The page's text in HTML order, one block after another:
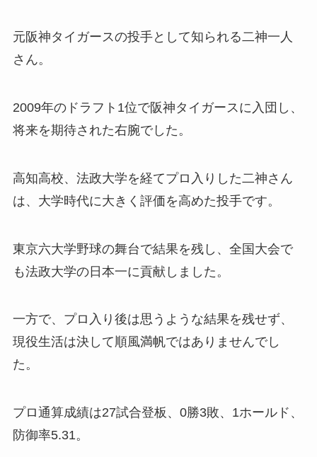
元阪神タイガースの投手として知られる二神一人
さん。
2009年のドラフト1位で阪神タイガースに入団し、
将来を期待された右腕でした。
高知高校、法政大学を経てプロ入りした二神さん
は、大学時代に大きく評価を高めた投手です。
東京六大学野球の舞台で結果を残し、全国大会で
も法政大学の日本一に貢献しました。
一方で、プロ入り後は思うような結果を残せず、
現役生活は決して順風満帆ではありませんでし
た。
プロ通算成績は27試合登板、0勝3敗、1ホールド、
防御率5.31。